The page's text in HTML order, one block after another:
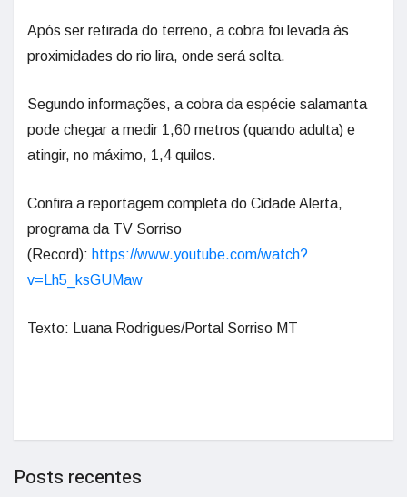
Após ser retirada do terreno, a cobra foi levada às
proximidades do rio lira, onde será solta.
Segundo informações, a cobra da espécie salamanta
pode chegar a medir 1,60 metros (quando adulta) e
atingir, no máximo, 1,4 quilos.
Confira a reportagem completa do Cidade Alerta,
programa da TV Sorriso
(Record): https://www.youtube.com/watch?
v=Lh5_ksGUMaw
Texto: Luana Rodrigues/Portal Sorriso MT
Posts recentes